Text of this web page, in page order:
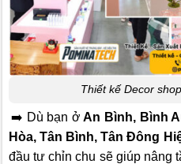
Thiết kế Decor
➡️ Dù bạn ở An Bình, Bình
Hòa, Tân Bình, Tân Đông
đầu tư chỉn chu sẽ giúp nâng